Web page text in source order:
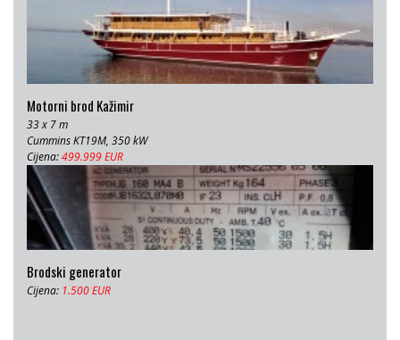
Motorni brod Kažimir
33 x 7 m
Cummins KT19M, 350 kW
Cijena:499.999 EUR
Brodski generator
Cijena: 1.500 EUR